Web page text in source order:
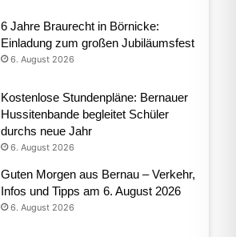
6 Jahre Braurecht in Börnicke:
Einladung zum großen Jubiläumsfest
6. August 2026
Kostenlose Stundenpläne: Bernauer
Hussitenbande begleitet Schüler
durchs neue Jahr
6. August 2026
Guten Morgen aus Bernau – Verkehr,
Infos und Tipps am 6. August 2026
6. August 2026